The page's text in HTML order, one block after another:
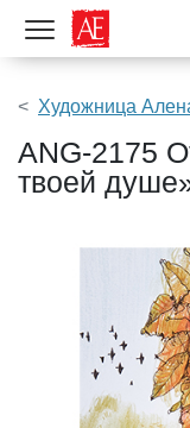
Показать меню
Художница
ANG-2175
твоей